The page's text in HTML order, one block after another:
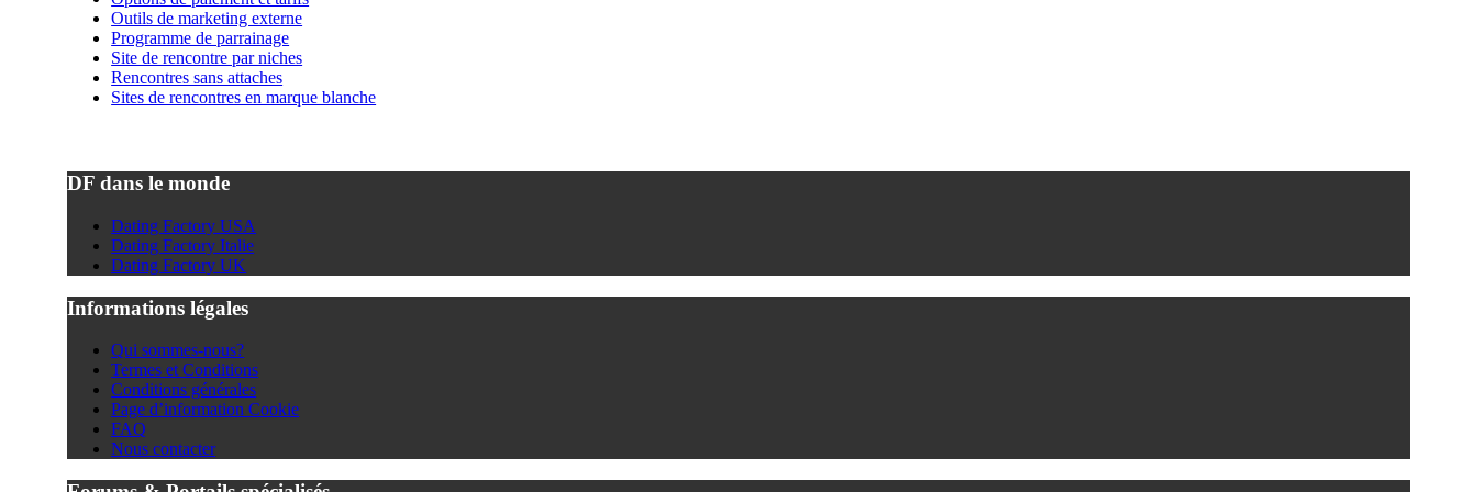
Outils de marketing externe
Programme de parrainage
Site de rencontre par niches
Rencontres sans attaches
Sites de rencontres en marque blanche
DF dans le monde
Dating Factory USA
Dating Factory Italie
Dating Factory UK
Informations légales
Qui sommes-nous?
Termes et Conditions
Conditions générales
Page d’information Cookie
FAQ
Nous contacter